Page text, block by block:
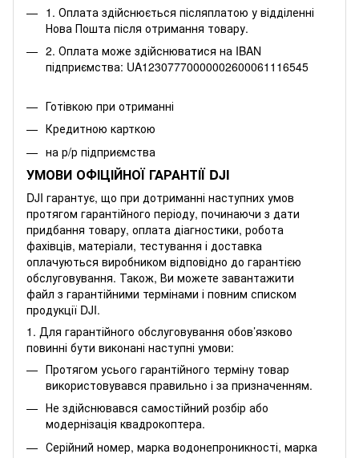
1. Оплата здійснюється післяплатою у відділенні
Нова Пошта після отримання товару.
2. Оплата може здійснюватися на IBAN
підприємства: UA12307770000002600061116545
Готівкою при отриманні
Кредитною карткою
на р/р підприємства
УМОВИ ОФІЦІЙНОЇ ГАРАНТІЇ DJI
DJI гарантує, що при дотриманні наступних умов
протягом гарантійного періоду, починаючи з дати
придбання товару, оплата діагностики, робота
фахівців, матеріали, тестування і доставка
оплачуються виробником відповідно до гарантією
обслуговування. Також, Ви можете завантажити
файл з гарантійними термінами і повним списком
продукції DJI.
1. Для гарантійного обслуговування обов’язково
повинні бути виконані наступні умови:
Протягом усього гарантійного терміну товар
використовувався правильно і за призначенням.
Не здійснювався самостійний розбір або
модернізація квадрокоптера.
Серійний номер, марка водонепроникності, марка